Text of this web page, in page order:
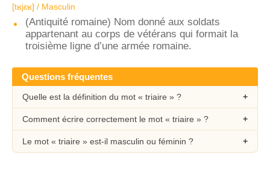
[tʁjɛʁ] / Masculin
(Antiquité romaine) Nom donné aux soldats
appartenant au corps de vétérans qui formait la
troisième ligne d’une armée romaine.
Questions fréquentes
Quelle est la définition du mot « triaire » ?
Comment écrire correctement le mot « triaire » ?
Le mot « triaire » est-il masculin ou féminin ?